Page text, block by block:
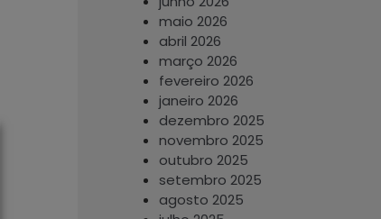
maio 2026
abril 2026
março 2026
fevereiro 2026
janeiro 2026
dezembro 2025
novembro 2025
outubro 2025
setembro 2025
agosto 2025